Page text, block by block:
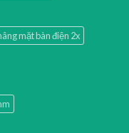
mặt bàn điện 2x